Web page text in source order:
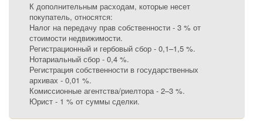
К дополнительным расходам, которые несет
покупатель, относятся:
Налог на передачу прав собственности - 3 % от
стоимости недвижимости.
Регистрационный и гербовый сбор - 0,1–1,5 %.
Нотариальный сбор - 0,4 %.
Регистрация собственности в государственных
архивах - 0,01 %.
Комиссионные агентства/риелтора - 2–3 %.
Юрист - 1 % от суммы сделки.